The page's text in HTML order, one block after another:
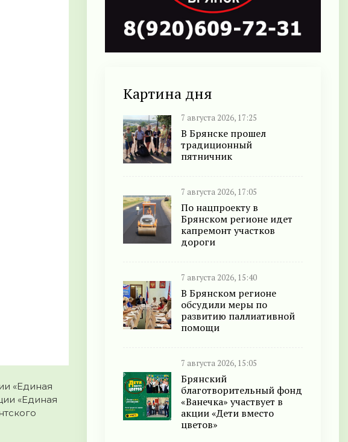
«Единая
«Единая
Картина дня
7 августа 2026, 17:25
В Брянске прошел
традиционный
пятничник
7 августа 2026, 17:05
По нацпроекту в
Брянском регионе идет
капремонт участков
дороги
7 августа 2026, 15:40
В Брянском регионе
обсудили меры по
развитию паллиативной
помощи
7 августа 2026, 15:05
Брянский
благотворительный фонд
«Ванечка» участвует в
акции «Дети вместо
цветов»